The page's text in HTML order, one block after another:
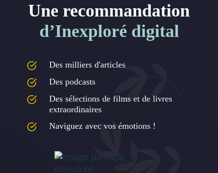
Une recommandation
d’Inexploré digital
Des milliers d'articles
Des podcasts
Des sélections de films et de livres
extraordinaires
Naviguez avec vos émotions !